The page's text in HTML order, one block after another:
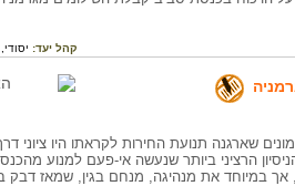
קהל יעד: יסודי,
שארגנה תנועת החירות לקראתו היו ציוני
הרציני ביותר שנעשה אי-פעם למנוע
במיוחד את מנהיגה, מנחם בגין, שמאז דבק בו